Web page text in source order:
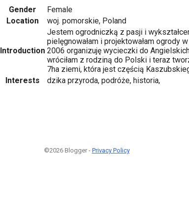
Gender
Female
Location
woj. pomorskie, Poland
Introduction
Jestem ogrodniczką z pasji i
pielęgnowałam i projektowałam ogrody
2006 organizuję wycieczki do
wróciłam z rodziną do Polski i teraz
7ha ziemi, która jest częścią
Interests
dzika przyroda, podróże, historia,
©2026 Blogger - Privacy Policy